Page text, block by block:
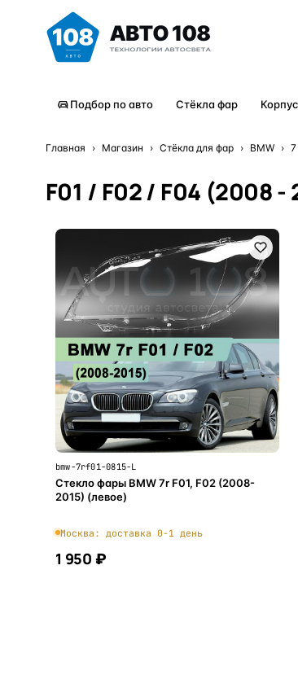
Подбор по авто Стёкла фар
Главная › Магазин › Стёкла для фар › BMW › 7
F01 / F02 / F04 (2008 -
bmw-7rf01-0815-L
Стекло фары BMW 7r F01, F02 (2008-
2015) (левое)
Москва: доставка 0-1 день
1 950 ₽